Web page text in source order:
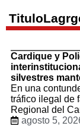
Cardique y
silvestres
En una
tráfico ilegal de
Regional del
agosto 5,